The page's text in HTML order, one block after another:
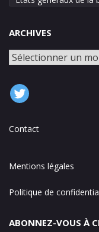
ARCHIVES
Archives
Contact
Mentions légales
Politique de
ABONNEZ-VOUS À